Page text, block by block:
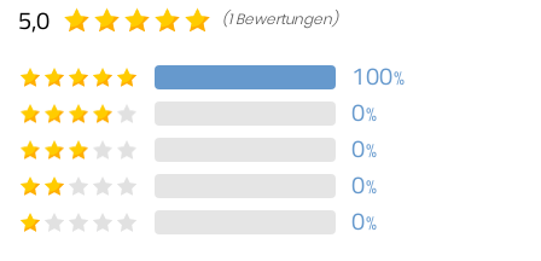
5,0 (1 Bewertungen)
100%
0%
0%
0%
0%